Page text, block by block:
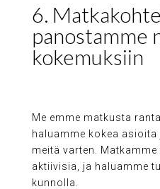
6.
panostamme
kokemuksiin
Me emme matkusta
haluamme kokea
meitä varten.
aktiivisia, ja haluamme
kunnolla.